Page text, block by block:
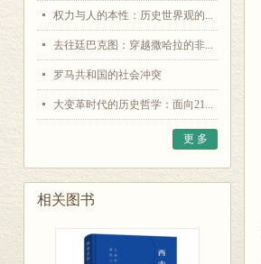
权力与人的本性：历史世界观的...
去往廷巴克图：穿越撒哈拉的非...
罗马共和国的社会冲突
大变革时代的历史哲学：面向21...
更 多
相关图书